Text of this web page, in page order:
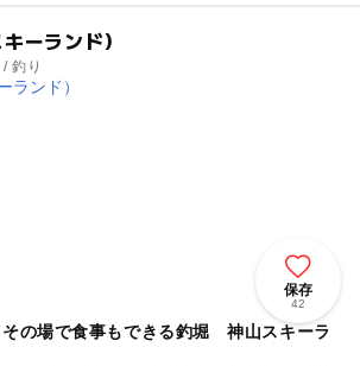
ーランド）
釣り
保存
42
の場で食事もできる釣堀 神山スキーラ